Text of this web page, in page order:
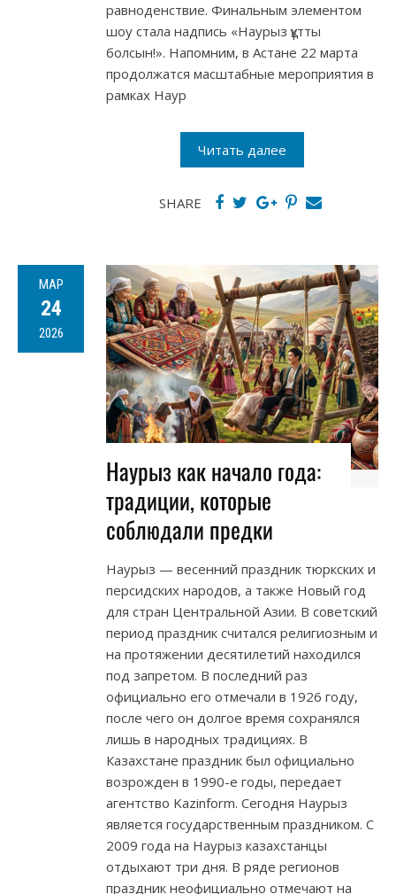
равноденствие. Финальным элементом
шоу стала надпись «Наурыз құтты
болсын!». Напомним, в Астане 22 марта
продолжатся масштабные мероприятия в
рамках Наур
Читать далее
SHARE
МАР
24
2026
Наурыз как начало года:
традиции, которые
соблюдали предки
Наурыз — весенний праздник тюркских и
персидских народов, а также Новый год
для стран Центральной Азии. В советский
период праздник считался религиозным и
на протяжении десятилетий находился
под запретом. В последний раз
официально его отмечали в 1926 году,
после чего он долгое время сохранялся
лишь в народных традициях. В
Казахстане праздник был официально
возрожден в 1990-е годы, передает
агентство Kazinform. Сегодня Наурыз
является государственным праздником. С
2009 года на Наурыз казахстанцы
отдыхают три дня. В ряде регионов
праздник неофициально отмечают на